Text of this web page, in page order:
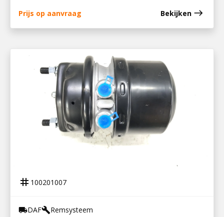
Prijs op aanvraag Bekijken east
tag 100201007
local_shippingDAFbuildRemsysteem